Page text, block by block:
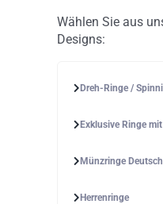
Wählen Sie aus
Designs:
Dreh-Ringe /
Exklusive Ringe
Münzringe
Herrenringe